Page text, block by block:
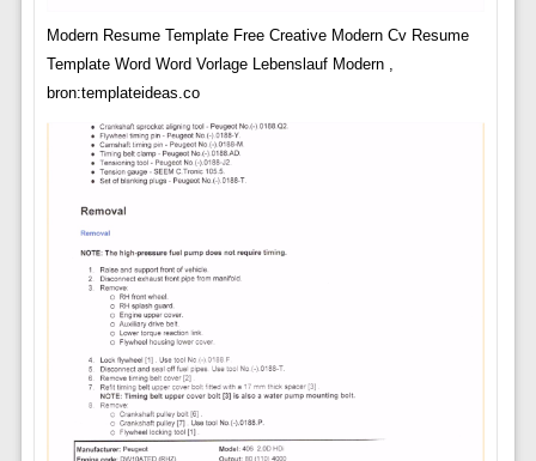
Modern Resume Template Free Creative Modern Cv Resume
Template Word Word Vorlage Lebenslauf Modern ,
bron:templateideas.co